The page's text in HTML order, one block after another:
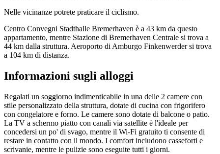
Nelle vicinanze potrete praticare il ciclismo.
Centro Convegni Stadthalle Bremerhaven è a 43 km da questo
appartamento, mentre Stazione di Bremerhaven Centrale si trova a
44 km dalla struttura. Aeroporto di Amburgo Finkenwerder si trova
a 104 km di distanza.
Informazioni sugli alloggi
Regalati un soggiorno indimenticabile in una delle 2 camere con
stile personalizzato della struttura, dotate di cucina con frigorifero
con congelatore e forno. Le camere sono dotate di balcone o patio.
La TV a schermo piatto con canali via satellite è l'ideale per
concedersi un po' di svago, mentre il Wi-Fi gratuito ti consente di
restare in contatto con il mondo. I comfort includono casseforti e
scrivanie, mentre le pulizie sono eseguite tutti i giorni.